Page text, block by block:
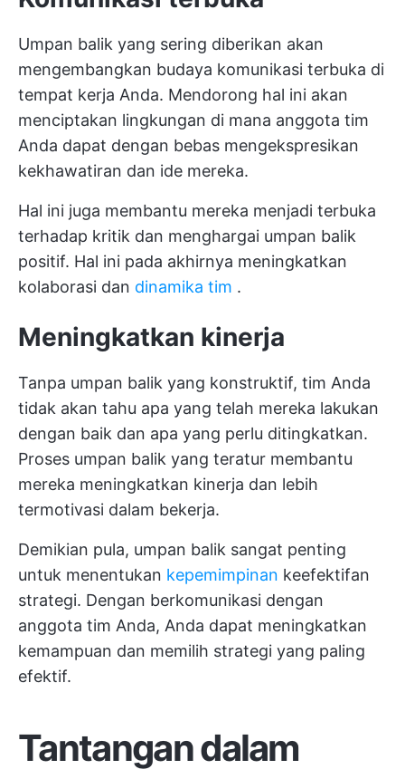
Umpan balik yang sering diberikan akan
mengembangkan budaya komunikasi terbuka di
tempat kerja Anda. Mendorong hal ini akan
menciptakan lingkungan di mana anggota tim
Anda dapat dengan bebas mengekspresikan
kekhawatiran dan ide mereka.
Hal ini juga membantu mereka menjadi terbuka
terhadap kritik dan menghargai umpan balik
positif. Hal ini pada akhirnya meningkatkan
kolaborasi dan dinamika tim .
Meningkatkan kinerja
Tanpa umpan balik yang konstruktif, tim Anda
tidak akan tahu apa yang telah mereka lakukan
dengan baik dan apa yang perlu ditingkatkan.
Proses umpan balik yang teratur membantu
mereka meningkatkan kinerja dan lebih
termotivasi dalam bekerja.
Demikian pula, umpan balik sangat penting
untuk menentukan kepemimpinan keefektifan
strategi. Dengan berkomunikasi dengan
anggota tim Anda, Anda dapat meningkatkan
kemampuan dan memilih strategi yang paling
efektif.
Tantangan dalam